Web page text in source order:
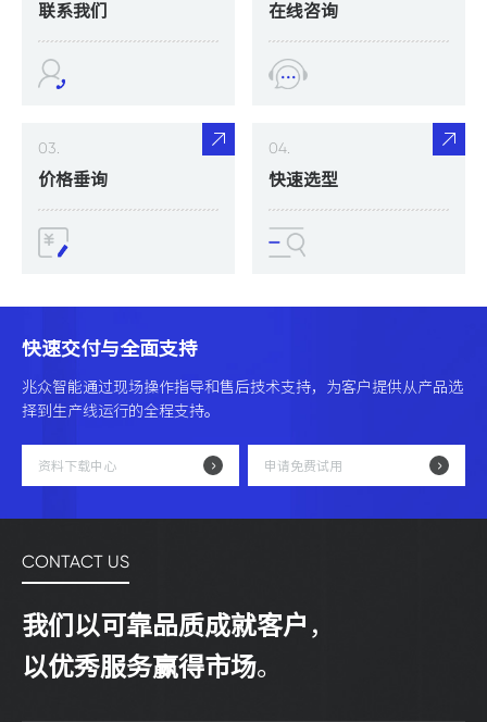
联系我们 在线咨询
03.
价格垂询
04.
快速选型
快速交付与全面支持
兆众智能通过现场操作指导和售后技术支持，为客户提供从产品选
择到生产线运行的全程支持。
资料下载中心 申请免费试用
CONTACT US
我们以可靠品质成就客户 ，
以优秀服务赢得市场。